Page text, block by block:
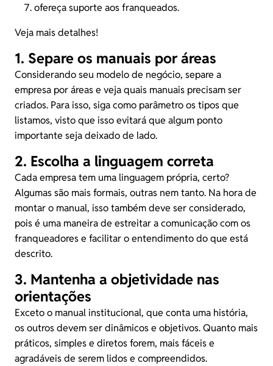
ofereça suporte aos franqueados.
Veja mais detalhes!
1. Separe os manuais por áreas
Considerando seu modelo de negócio, separe a
empresa por áreas e veja quais manuais precisam ser
criados. Para isso, siga como parâmetro os tipos que
listamos, visto que isso evitará que algum ponto
importante seja deixado de lado.
2. Escolha a linguagem correta
Cada empresa tem uma linguagem própria, certo?
Algumas são mais formais, outras nem tanto. Na hora de
montar o manual, isso também deve ser considerado,
pois é uma maneira de estreitar a comunicação com os
franqueadores e facilitar o entendimento do que está
descrito.
3. Mantenha a objetividade nas
orientações
Exceto o manual institucional, que conta uma história,
os outros devem ser dinâmicos e objetivos. Quanto mais
práticos, simples e diretos forem, mais fáceis e
agradáveis de serem lidos e compreendidos.